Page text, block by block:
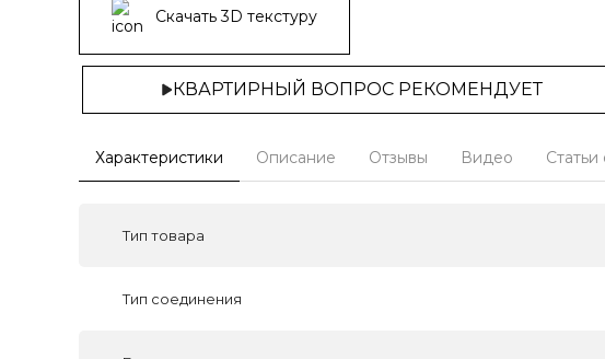
Скачать 3D текстуру
КВАРТИРНЫЙ ВОПРОС РЕКОМЕНДУЕТ
Характеристики Описание Отзывы Видео Статьи
Тип товара
Тип соединения